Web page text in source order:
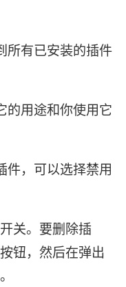
所有已安装的插件
的用途和你使用它
件，可以选择禁用
关。要删除插
钮，然后在弹出